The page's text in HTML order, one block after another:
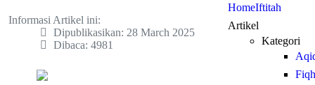
Informasi Artikel ini:
Dipublikasikan: 28 March 2025
Dibaca: 4981
HomeIftitah
Artikel
Kategori